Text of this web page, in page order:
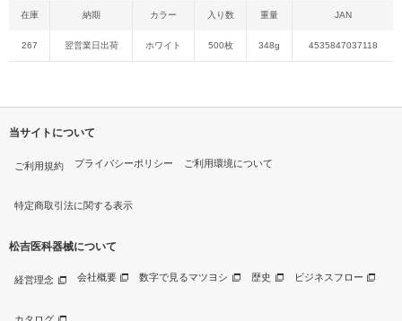
在庫 納期 カラー 入り数 重量 JAN
267 翌営業日出荷 ホワイト 500枚 348g 4535847037118
当サイトについて
ご利用規約 プライバシーポリシー ご利用環境について
特定商取引法に関する表示
松吉医科器械について
経営理念 会社概要 数字で見るマツヨシ 歴史 ビジネスフロー